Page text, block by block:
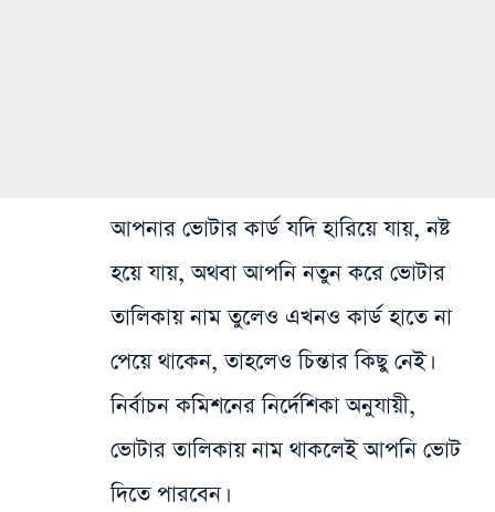
আপনার ভোটার কার্ড যদি হারিয়ে যায়, নষ্ট
হয়ে যায়, অথবা আপনি নতুন করে ভোটার
তালিকায় নাম তুলেও এখনও কার্ড হাতে না
পেয়ে থাকেন, তাহলেও চিন্তার কিছু নেই।
নির্বাচন কমিশনের নির্দেশিকা অনুযায়ী,
ভোটার তালিকায় নাম থাকলেই আপনি ভোট
দিতে পারবেন।